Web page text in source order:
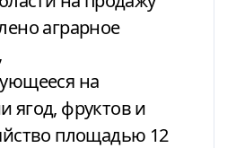
аграрное
на
ягод, фруктов и
площадью 12